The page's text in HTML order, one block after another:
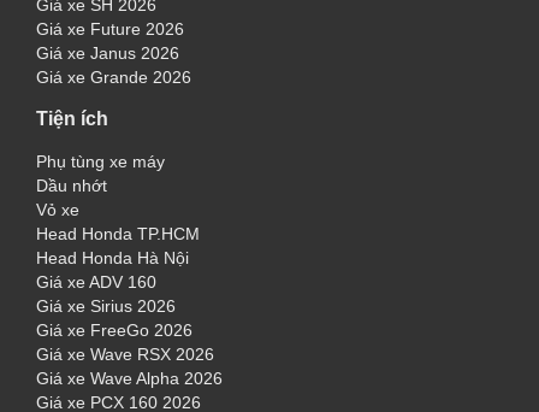
Giá xe SH 2026
Giá xe Future 2026
Giá xe Janus 2026
Giá xe Grande 2026
Tiện ích
Phụ tùng xe máy
Dầu nhớt
Vỏ xe
Head Honda TP.HCM
Head Honda Hà Nội
Giá xe ADV 160
Giá xe Sirius 2026
Giá xe FreeGo 2026
Giá xe Wave RSX 2026
Giá xe Wave Alpha 2026
Giá xe PCX 160 2026